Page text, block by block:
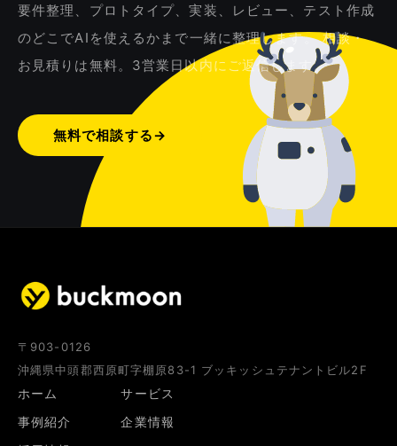
要件整理、プロトタイプ、実装、レビュー、テスト作成
のどこでAIを使えるかまで一緒に整理します。 相談・
お見積りは無料。3営業日以内にご返信します。
無料で相談する→
〒903-0126
沖縄県中頭郡西原町字棚原83-1 ブッキッシュテナントビル2F
ホーム
サービス
事例紹介
企業情報